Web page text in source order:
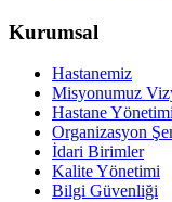
Kurumsal
Hastanemiz
Misyonumuz
Hastane
Organizasyon
İdari Birimler
Kalite Yönetimi
Bilgi Güvenliği